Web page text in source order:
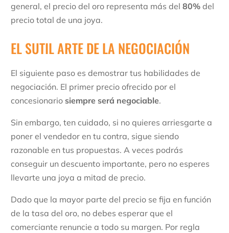
general, el precio del oro representa más del 80% del
precio total de una joya.
EL SUTIL ARTE DE LA NEGOCIACIÓN
El siguiente paso es demostrar tus habilidades de
negociación. El primer precio ofrecido por el
concesionario siempre será negociable.
Sin embargo, ten cuidado, si no quieres arriesgarte a
poner el vendedor en tu contra, sigue siendo
razonable en tus propuestas. A veces podrás
conseguir un descuento importante, pero no esperes
llevarte una joya a mitad de precio.
Dado que la mayor parte del precio se fija en función
de la tasa del oro, no debes esperar que el
comerciante renuncie a todo su margen. Por regla